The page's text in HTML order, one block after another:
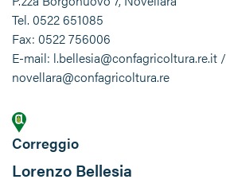
Tel. 0522 651085
Fax: 0522 756006
E-mail: l.bellesia@confagricoltura.re.it /
novellara@confagricoltura.re
Correggio
Lorenzo Bellesia